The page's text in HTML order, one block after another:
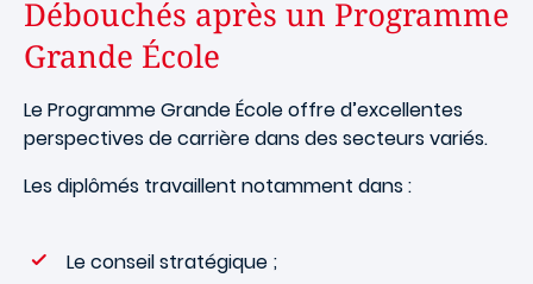
Débouchés après un Programme
Grande École
Le Programme Grande École offre d’excellentes
perspectives de carrière dans des secteurs variés.
Les diplômés travaillent notamment dans :
Le conseil stratégique ;